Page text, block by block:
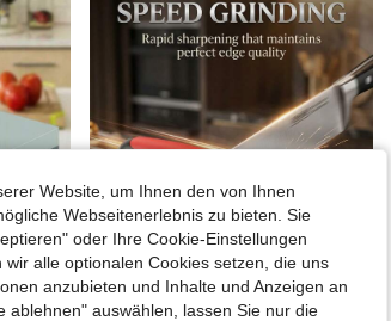
Website, um Ihnen den von Ihnen
Webseitenerlebnis zu bieten. Sie
oder Ihre Cookie-Einstellungen
alle optionalen Cookies setzen, die uns
anzubieten und Inhalte und Anzeigen an
ablehnen" auswählen, lassen Sie nur die